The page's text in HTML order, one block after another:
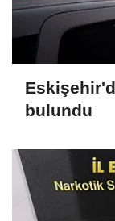
bulundu